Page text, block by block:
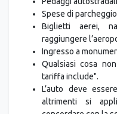
Spese di parcheggio
Biglietti aerei,
raggiungere
Ingresso a
Qualsiasi cosa
tariffa include".
L’auto deve
altrimenti si
concordare con la